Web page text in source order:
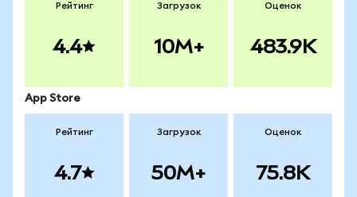
Рейтинг
4.4
Загрузок
10M+
Оценок
483.9K
App Store
Рейтинг
4.7
Загрузок
50M+
Оценок
75.8K